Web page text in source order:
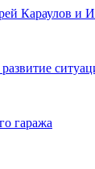
Караулов и
гаража